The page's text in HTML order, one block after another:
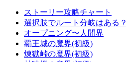
ストーリー攻略チャート
選択肢でルート分岐はある？
オープニング〜人間界
覇王城の魔界(初級)
煉獄峠の魔界(初級)